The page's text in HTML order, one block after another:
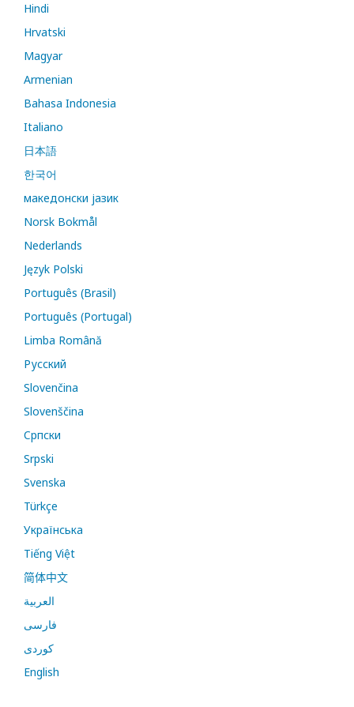
Hindi
Hrvatski
Magyar
Armenian
Bahasa Indonesia
Italiano
日本語
한국어
македонски јазик
Norsk Bokmål
Nederlands
Język Polski
Português (Brasil)
Português (Portugal)
Limba Română
Русский
Slovenčina
Slovenščina
Cрпски
Srpski
Svenska
Türkçe
Українська
Tiếng Việt
简体中文
العربية
فارسی
کوردی
English